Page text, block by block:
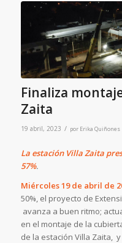
Finaliza
Zaita
19 abril, 2023 / por Erika Quiñones
La estación Villa Zaita
57%.
Miércoles19 de abril de
50%, el proyecto de
avanza a buen ritmo;
en el montaje de la
de la estación Villa Zaita,